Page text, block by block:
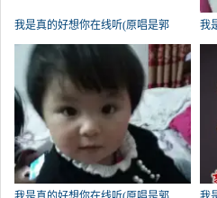
我是真的好想你在线听(原唱是郭
力)，岁月如歌演唱点播:965次
我